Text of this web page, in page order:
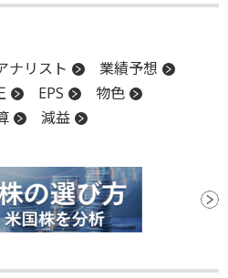
ナリスト
業績予想
EPS
物色
減益